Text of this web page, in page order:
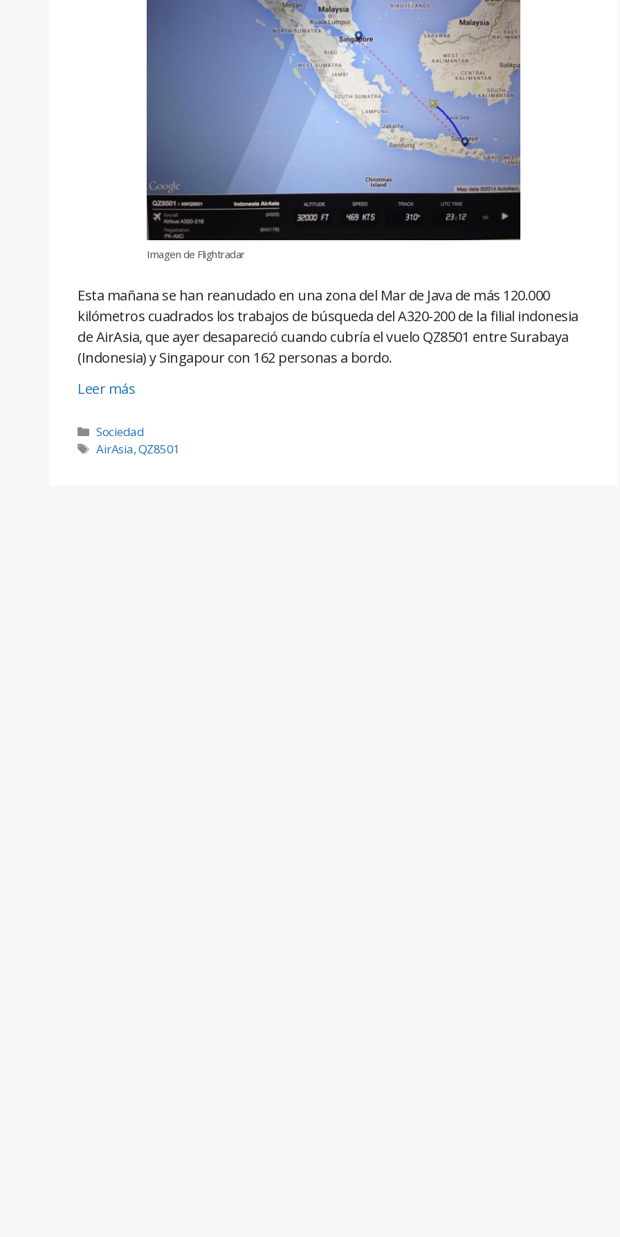
Imagen de Flightradar
Esta mañana se han reanudado en una zona del Mar de Java de más 120.000
kilómetros cuadrados los trabajos de búsqueda del A320-200 de la filial indonesia
de AirAsia, que ayer desapareció cuando cubría el vuelo QZ8501 entre Surabaya
(Indonesia) y Singapour con 162 personas a bordo.
Leer más
Sociedad
AirAsia,QZ8501